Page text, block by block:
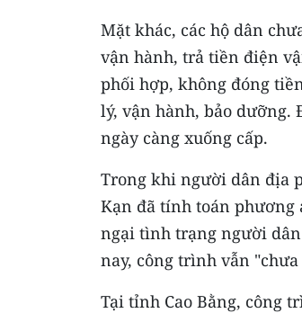
Mặt khác, các hộ dân
vận hành, trả tiền điện
phối hợp, không đóng
lý, vận hành, bảo dưỡng.
ngày càng xuống cấp.
Trong khi người dân địa
Kạn đã tính toán phương
ngại tình trạng người
nay, công trình vẫn
Tại tỉnh Cao Bằng, công